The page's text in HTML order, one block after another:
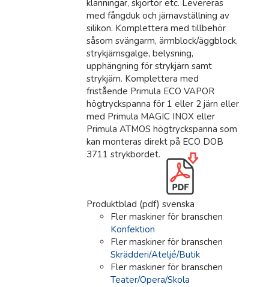
klänningar, skjortor etc. Levereras
med fångduk och järnavställning av
silikon. Komplettera med tillbehör
såsom svängarm, ärmblock/äggblock,
strykjärnsgalge, belysning,
upphängning för strykjärn samt
strykjärn. Komplettera med
fristående Primula ECO VAPOR
högtryckspanna för 1 eller 2 järn eller
med Primula MAGIC INOX eller
Primula ATMOS högtryckspanna som
kan monteras direkt på ECO DOB
3711 strykbordet.
Produktblad (pdf) svenska
Fler maskiner för branschen
Konfektion
Fler maskiner för branschen
Skrädderi/Ateljé/Butik
Fler maskiner för branschen
Teater/Opera/Skola